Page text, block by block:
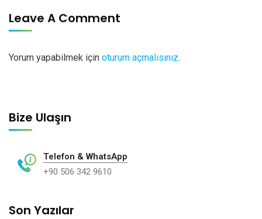
Leave A Comment
Yorum yapabilmek için oturum açmalısınız.
Bize Ulaşın
Telefon & WhatsApp
+90 506 342 9610
Son Yazılar